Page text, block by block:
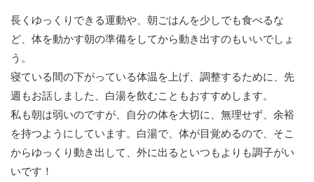
長くゆっくりできる運動や、朝ごはんを少しでも食べるな
ど、体を動かす朝の準備をしてから動き出すのもいいでしょ
う。
寝ている間の下がっている体温を上げ、調整するために、先
週もお話しました、白湯を飲むこともおすすめします。
私も朝は弱いのですが、自分の体を大切に、無理せず、余裕
を持つようにしています。白湯で、体が目覚めるので、そこ
からゆっくり動き出して、外に出るといつもよりも調子がい
いです！